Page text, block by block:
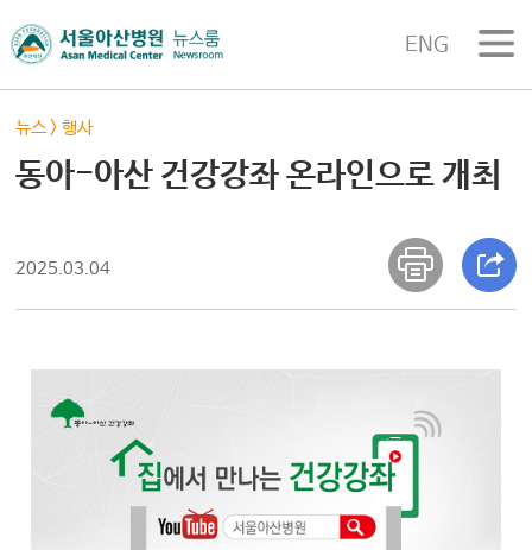
ENG
뉴스 >행사
동아-아산 건강강좌 온라인으로 개최
2025.03.04